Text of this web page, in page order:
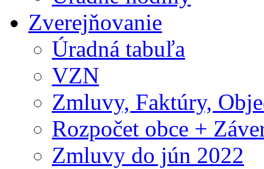
Zverejňovanie
Úradná tabuľa
VZN
Zmluvy, Faktúry,
Rozpočet obce +
Zmluvy do jún 2022